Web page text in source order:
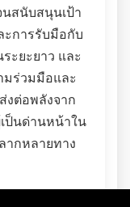
สนับสนุนเป้า
ะการรับมือกับ
ะยะยาว และ
มร่วมมือและ
งต่อพลังจาก
ป็นด่านหน้าใน
ากหลายทาง